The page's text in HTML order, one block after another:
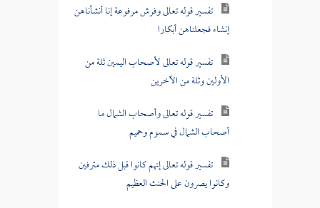
تفسير قوله تعالى وفرش مرفوعة إنا أنشأناهن
إنشاء فجعلناهن أبكارا
تفسير قوله تعالى لأصحاب اليمين ثلة من
الأولين وثلة من الآخرين
تفسير قوله تعالى وأصحاب الشمال ما
أصحاب الشمال في سموم وحميم
تفسير قوله تعالى إنهم كانوا قبل ذلك مترفين
وكانوا يصرون على الحنث العظيم